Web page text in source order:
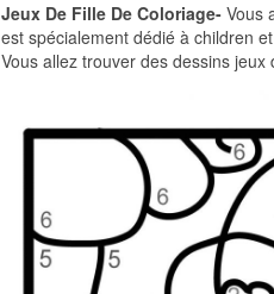
Jeux De Fille De Coloriage- Vous
est spécialement dédié à children
Vous allez trouver des dessins jeux